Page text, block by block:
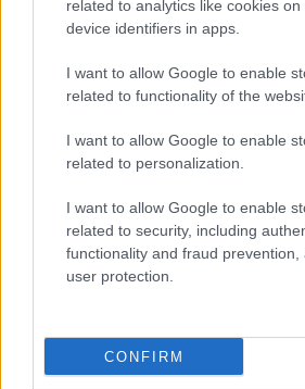
related to analytics like cookies on
device identifiers in apps.
I want to allow Google to enable
related to functionality of the
I want to allow Google to enable
related to personalization.
I want to allow Google to enable
related to security, including
functionality and fraud prevention,
user protection.
CONFIRM
Látványos építési szakasz indult
felüljárón
A tartós nyári hőség jelentős kihívás elé
Paks II.: Mit jelent
mérföldköve a